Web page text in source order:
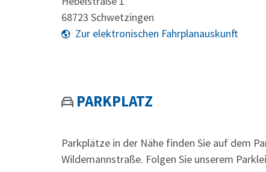
68723 Schwetzingen
Zur elektronischen Fahrplanauskunft
PARKPLATZ
Parkplätze in der Nähe finden Sie auf dem
Wildemannstraße. Folgen Sie unserem